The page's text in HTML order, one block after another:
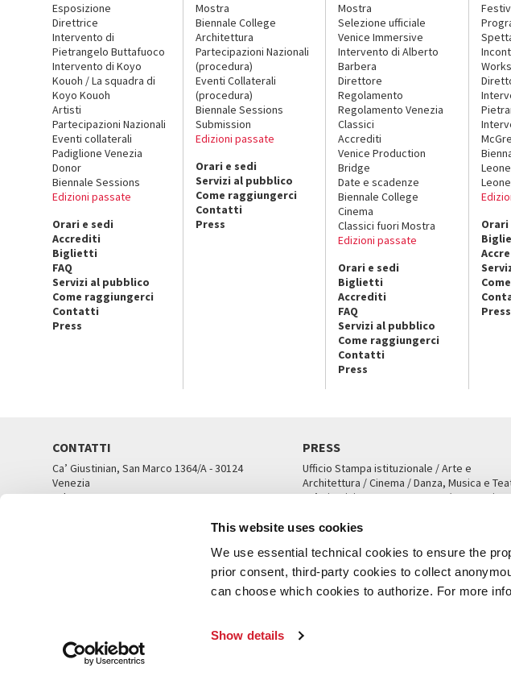
This website uses cookies
We use essential technical cookies to ensure the
prior consent, third-party cookies to collect
can choose which cookies to authorize. For more
Show details
Esposizione
Direttrice
Intervento di
Pietrangelo Buttafuoco
Intervento di Koyo
Kouoh / La squadra di
Koyo Kouoh
Artisti
Partecipazioni Nazionali
Eventi collaterali
Padiglione Venezia
Donor
Biennale Sessions
Edizioni passate
Orari e sedi
Accrediti
Biglietti
FAQ
Servizi al pubblico
Come raggiungerci
Contatti
Press
Mostra
Biennale College
Architettura
Partecipazioni Nazionali
(procedura)
Eventi Collaterali
(procedura)
Biennale Sessions
Submission
Edizioni passate
Orari e sedi
Servizi al pubblico
Come raggiungerci
Contatti
Press
Mostra
Selezione ufficiale
Venice Immersive
Intervento di Alberto
Barbera
Direttore
Regolamento
Regolamento Venezia
Classici
Accrediti
Venice Production
Bridge
Date e scadenze
Biennale College
Cinema
Classici fuori Mostra
Edizioni passate
Orari e sedi
Biglietti
Accrediti
FAQ
Servizi al pubblico
Come raggiungerci
Contatti
Press
Orari
Press
CONTATTI
Ca’ Giustinian, San Marco 1364/A - 30124
Venezia
Tel. 041 5218711
PRESS
Ufficio Stampa istituzionale / Arte e
Architettura / Cinema / Danza, Musica e
Ca’ Giustinian, San Marco 1364/A, Venezia
UFFICI STAMPA